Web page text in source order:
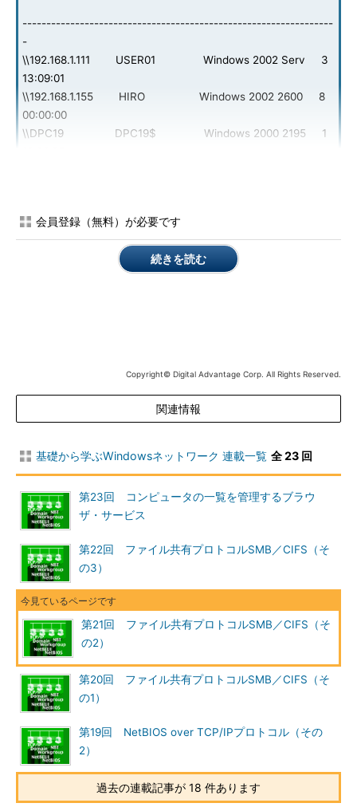
-----------------------------------------------------------------
-
\\192.168.1.111 USER01 Windows 2002 Serv 3
13:09:01
\\192.168.1.155 HIRO Windows 2002 2600 8
00:00:00
\\DPC19 DPC19$ Windows 2000 2195 1
00:00:39
コマンドは正常に終了しました。
現実のネットワークを観察すると、セッションの確立や切断はひ
んぱんに起こっていることが分かるだろう。一番下にユーザー名
が空白になっているセッションがあるが、システム・アカウント
れるようである。
TIPS「IPアドレスからホス
レスを見つける方法」
ーバに接続しているクライアント側の
コンピュータの名前である。ここには
「\\DPC21」というふうに名前
（NetBIOS名）が付いているものと、
「\\192.168.1.111」のようにIPアドレス
が付いているものの2種類があるが、
プロトコルの違いによる。NetBIOS名が付いているものは
NetBIOSのセッション・サービス（NBTならばTCPのポート139
番）を利用しており、IPアドレスが付いているものはCIFS（TCP
のポート445番）を利用して、それぞれサーバに接続しているこ
とを表す。これらTCPの接続情報はnetstatコマンドで調べるこ
とができるので（ただしNetBEUIやNetBIOS over IPX/SPXの場
合はnetstatでは調査できない）、それぞれのクライアントがど
のTCPポートを利用してサーバへ接続しているかをつき合わせて
みるとよいだろう。例えば上記の「\\192.168.1.111」ならば、
netstat -nコマンドで調べると、192.168.1.111からサーバのTCPポ
会員登録（無料）が必要です
続きを読む
Copyright© Digital Advantage Corp. All Rights Reserved.
関連情報
基礎から学ぶWindowsネットワーク 連載一覧 全 23 回
第23回 コンピュータの一覧を管理するブラウ
ザ・サービス
第22回 ファイル共有プロトコルSMB／CIFS（そ
の3）
第21回 ファイル共有プロトコルSMB／CIFS（そ
の2）
第20回 ファイル共有プロトコルSMB／CIFS（そ
の1）
第19回 NetBIOS over TCP/IPプロトコル（その
2）
過去の連載記事が 18 件あります